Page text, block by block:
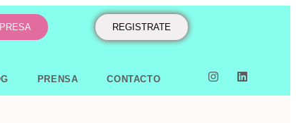
REGISTRATE
PRENSA CONTACTO